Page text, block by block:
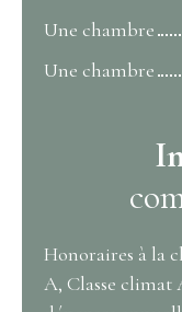
Une chambre
Une chambre
Honoraires à la
A, Classe climat